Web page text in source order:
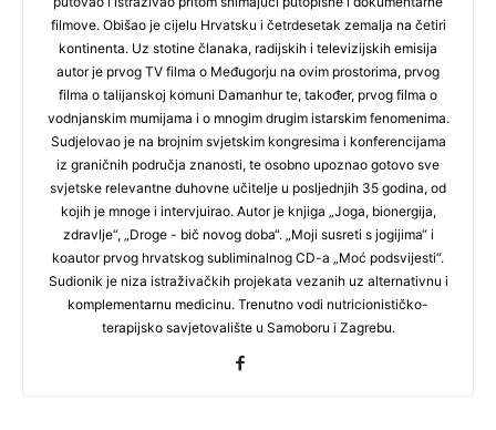
filmove. Obišao je cijelu Hrvatsku i četrdesetak zemalja na četiri
kontinenta. Uz stotine članaka, radijskih i televizijskih emisija
autor je prvog TV filma o Međugorju na ovim prostorima, prvog
filma o talijanskoj komuni Damanhur te, također, prvog filma o
vodnjanskim mumijama i o mnogim drugim istarskim fenomenima.
Sudjelovao je na brojnim svjetskim kongresima i konferencijama
iz graničnih područja znanosti, te osobno upoznao gotovo sve
svjetske relevantne duhovne učitelje u posljednjih 35 godina, od
kojih je mnoge i intervjuirao. Autor je knjiga „Joga, bionergija,
zdravlje“, „Droge - bič novog doba“. „Moji susreti s jogijima“ i
koautor prvog hrvatskog subliminalnog CD-a „Moć podsvijesti“.
Sudionik je niza istraživačkih projekata vezanih uz alternativnu i
komplementarnu medicinu. Trenutno vodi nutricionističko-
terapijsko savjetovalište u Samoboru i Zagrebu.